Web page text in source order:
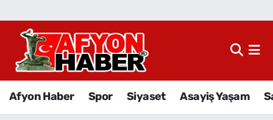
Afyon Haber Spor Siyaset Asayiş Yaşam
Afyon Haber